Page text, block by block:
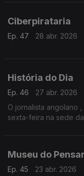
Ciberpirataria
Ep. 47 28 abr. 2026
História do Dia
Ep. 46
27 abr. 2026
O jornalista angolano
sexta-feira na sede
Museu do
Ep. 45
23 abr. 2026